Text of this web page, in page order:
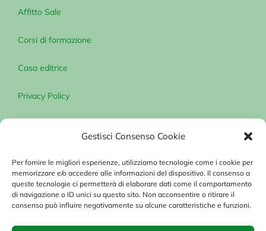
Gestisci Consenso Cookie
Per fornire le migliori esperienze, utilizziamo tecnologie come i cookie per
memorizzare e/o accedere alle informazioni del dispositivo. Il consenso a
queste tecnologie ci permetterà di elaborare dati come il comportamento
di navigazione o ID unici su questo sito. Non acconsentire o ritirare il
consenso può influire negativamente su alcune caratteristiche e funzioni.
Affitto Sale
Corsi di formazione
Casa editrice
Privacy Policy
CONTATTACI